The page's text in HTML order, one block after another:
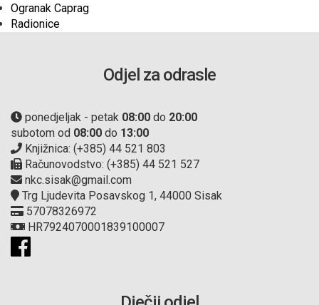
Ogranak Caprag
Radionice
Odjel za odrasle
ponedjeljak - petak 08:00 do 20:00
subotom od 08:00 do 13:00
Knjižnica: (+385) 44 521 803
Računovodstvo: (+385) 44 521 527
nkc.sisak@gmail.com
Trg Ljudevita Posavskog 1, 44000 Sisak
57078326972
HR7924070001839100007